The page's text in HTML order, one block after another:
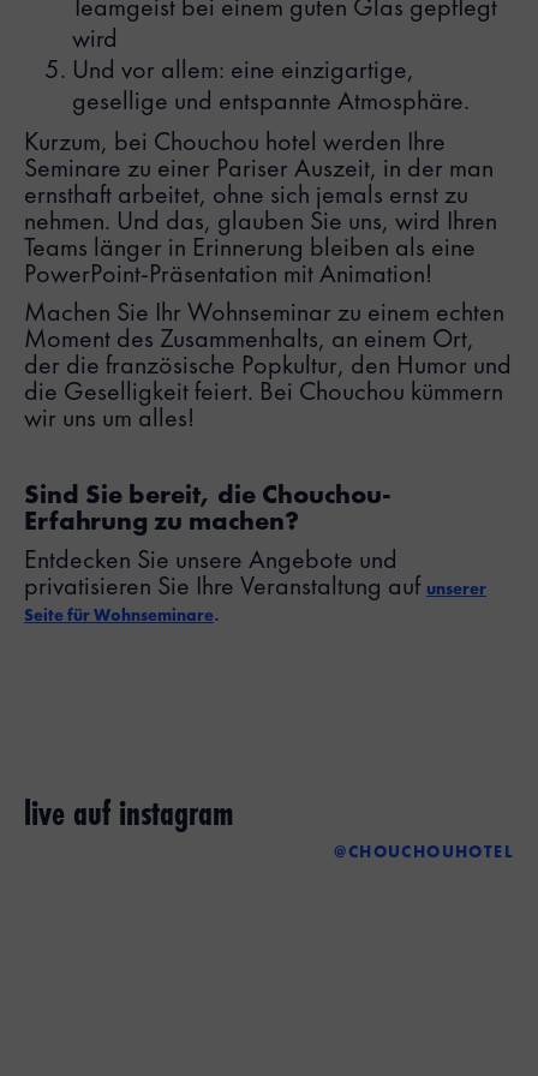
Teamgeist bei einem guten Glas gepflegt
wird
Und vor allem: eine einzigartige,
gesellige und entspannte Atmosphäre.
Kurzum, bei Chouchou hotel werden Ihre
Seminare zu einer Pariser Auszeit, in der man
ernsthaft arbeitet, ohne sich jemals ernst zu
nehmen. Und das, glauben Sie uns, wird Ihren
Teams länger in Erinnerung bleiben als eine
PowerPoint-Präsentation mit Animation!
Machen Sie Ihr Wohnseminar zu einem echten
Moment des Zusammenhalts, an einem Ort,
der die französische Popkultur, den Humor und
die Geselligkeit feiert. Bei Chouchou kümmern
wir uns um alles!
Sind Sie bereit, die Chouchou-
Erfahrung zu machen?
Entdecken Sie unsere Angebote und
privatisieren Sie Ihre Veranstaltung auf unserer
Seite für Wohnseminare.
live auf instagram
@CHOUCHOUHOTEL